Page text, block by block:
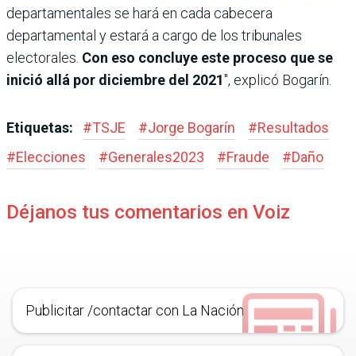
departamentales se hará en cada cabecera
departamental y estará a cargo de los tribunales
electorales. Con eso concluye este proceso que se
inició allá por diciembre del 2021″, explicó Bogarín.
Etiquetas: #TSJE #Jorge Bogarín #Resultados
#Elecciones #Generales2023 #Fraude #Daño
Déjanos tus comentarios en Voiz
Publicitar /contactar con La Nación